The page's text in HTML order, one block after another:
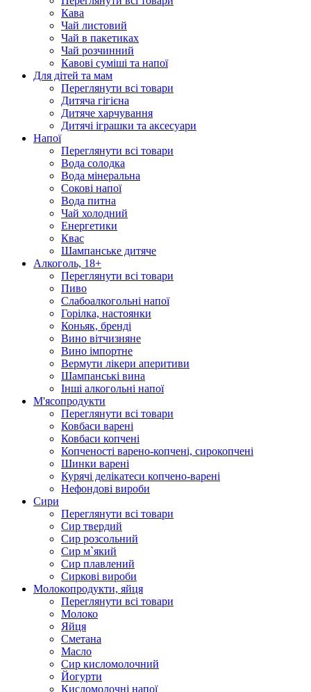
Кава
Чай листовий
Чай в пакетиках
Чай розчинний
Кавові суміші та напої
Для дітей та мам
Переглянути всі товари
Дитяча гігієна
Дитяче харчування
Дитячі іграшки та аксесуари
Напої
Переглянути всі товари
Вода солодка
Вода мінеральна
Сокові напої
Вода питна
Чай холодний
Енергетики
Квас
Шампанське дитяче
Алкоголь, 18+
Переглянути всі товари
Пиво
Слабоалкогольні напої
Горілка, настоянки
Коньяк, бренді
Вино вітчизняне
Вино імпортне
Вермути лікери аперитиви
Шампанські вина
Інші алкогольні напої
М'ясопродукти
Переглянути всі товари
Ковбаси варені
Ковбаси копчені
Копченості варено-копчені, сирокопчені
Шинки варені
Курячі делікатеси копчено-варені
Нефондові вироби
Сири
Переглянути всі товари
Сир твердий
Сир розсольний
Сир м`який
Сир плавлений
Сиркові вироби
Молокопродукти, яйця
Переглянути всі товари
Молоко
Яйця
Сметана
Масло
Сир кисломолочний
Йогурти
Кисломолочні напої